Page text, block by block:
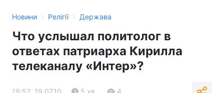
Новини › Релігії › Держава
Что услышал политолог в
ответах патриарха Кирилла
телеканалу «Интер»?
19:52, 19.07.10 5 хв. 4